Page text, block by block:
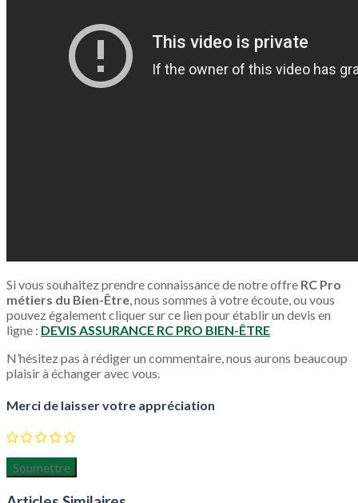
Si vous souhaitez prendre connaissance de notre offre RC Pro
métiers du Bien-Être , nous sommes à votre écoute, ou vous
pouvez également cliquer sur ce lien pour établir un devis en
ligne : DEVIS ASSURANCE RC PRO BIEN-ÊTRE
N’hésitez pas à rédiger un commentaire, nous aurons beaucoup
plaisir à échanger avec vous.
Merci de laisser votre appréciation